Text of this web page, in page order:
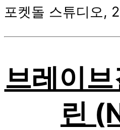
포켓돌 스튜디오,
브레이
린